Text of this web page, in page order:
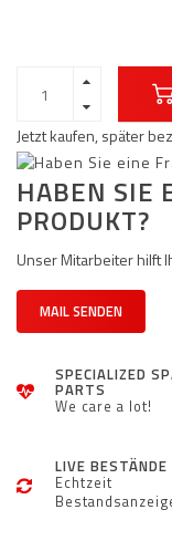
Jetzt kaufen, später
HABEN SIE
PRODUKT?
Unser Mitarbeiter hilft
MAIL SENDEN
SPECIALIZED
PARTS
We care a lot!
LIVE BESTÄNDE
Echtzeit